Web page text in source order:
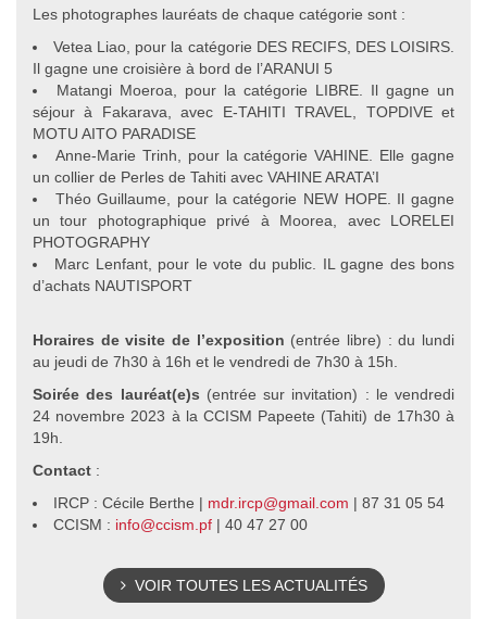
Les photographes lauréats de chaque catégorie sont :
Vetea Liao, pour la catégorie DES RECIFS, DES LOISIRS.
Il gagne une croisière à bord de l’ARANUI 5
Matangi Moeroa, pour la catégorie LIBRE. Il gagne un
séjour à Fakarava, avec E-TAHITI TRAVEL, TOPDIVE et
MOTU AITO PARADISE
Anne-Marie Trinh, pour la catégorie VAHINE. Elle gagne
un collier de Perles de Tahiti avec VAHINE ARATA’I
Théo Guillaume, pour la catégorie NEW HOPE. Il gagne
un tour photographique privé à Moorea, avec LORELEI
PHOTOGRAPHY
Marc Lenfant, pour le vote du public. IL gagne des bons
d’achats NAUTISPORT
Horaires de visite de l’exposition (entrée libre) : du lundi
au jeudi de 7h30 à 16h et le vendredi de 7h30 à 15h.
Soirée des lauréat(e)s (entrée sur invitation) : le vendredi
24 novembre 2023 à la CCISM Papeete (Tahiti) de 17h30 à
19h.
Contact :
IRCP : Cécile Berthe | mdr.ircp@gmail.com | 87 31 05 54
CCISM : info@ccism.pf | 40 47 27 00
VOIR TOUTES LES ACTUALITÉS